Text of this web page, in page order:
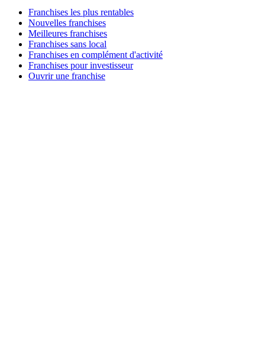
Franchises les plus rentables
Nouvelles franchises
Meilleures franchises
Franchises sans local
Franchises en complément d'activité
Franchises pour investisseur
Ouvrir une franchise